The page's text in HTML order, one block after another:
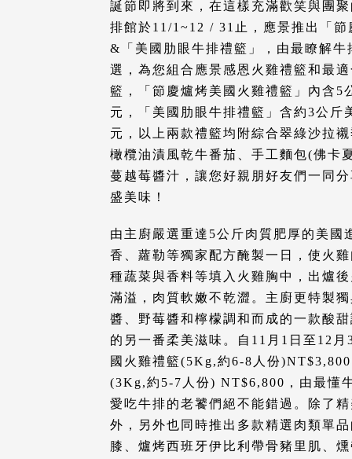
誕節即將到來，在這樣充滿歡笑與團
排館於11/1~12 / 31止，應景推出「
&「美國肋眼牛排禮籃」，由最瞭解
選，為您組合應景感恩火雞禮籃和最
籃，「節慶爐烤美國火雞禮籃」內含5
元，「美國肋眼牛排禮籃」含約3公斤
元，以上兩款禮籃均附綜合翠綠沙拉
橄欖油漬風乾牛番茄、手工麵包(佛卡
蔓越莓醬汁，讓您好親朋好友們一同
盛美味！
由主廚嚴選重達5公斤肉質肥厚的美國
香、蘿勒等獨家配方醃製一日，使火
種蔬菜與香料等填入火雞胸中，出爐
滿溢，肉質軟嫩不乾澀。主廚更特製
醬、野莓醬和檸檬調和而成的一款酸
的另一番柔美滋味。自11月1日至12
國火雞禮籃(5Kg,約6-8人份
(3Kg,約5-7人份) NT$6,800，由最懂
愛吃牛排的老饕們絕不能錯過。除了
外，另外也同時推出多款精選肉類單
膝、爐烤西班牙伊比利帶骨豬里肌、